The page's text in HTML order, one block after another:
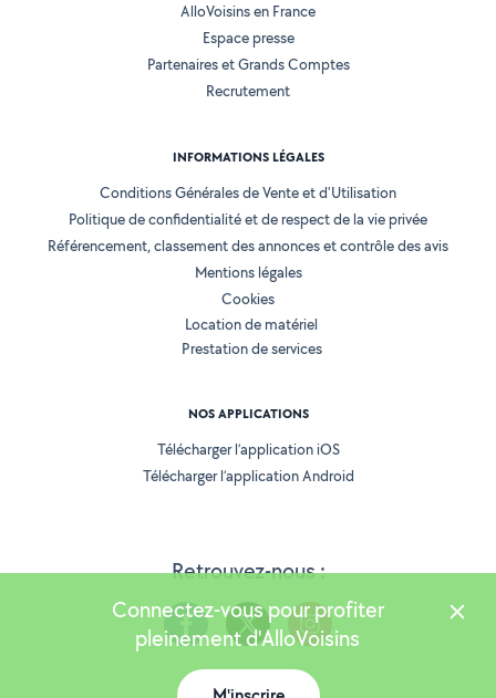
Retrouvez-nous :
AlloVoisins en France
Espace presse
Partenaires et Grands Comptes
Recrutement
INFORMATIONS LÉGALES
Conditions Générales de Vente et d'Utilisation
Politique de confidentialité et de respect de la vie privée
Référencement, classement des annonces et contrôle des avis
Mentions légales
Cookies
Location de matériel
Prestation de services
NOS APPLICATIONS
Télécharger l’application iOS
Télécharger l’application Android
Version 25.5.3
Connectez-vous pour profiter
pleinement d'AlloVoisins